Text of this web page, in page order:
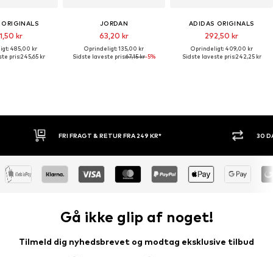
kr
485,00 kr
pris:245,65 kr
JORDAN
63,20 kr
Oprindeligt: 135,00 kr
Sidste laveste pris:67,15 kr-5%
ADIDAS ORIGINALS
292,50 kr
Oprindeligt: 409,00 kr
Sidste laveste pris:242,25 kr
FRAGT & RETUR FRA 249 KR* 30 DAGES RETURRET
Gå ikke glip af noget!
Tilmeld dig nyhedsbrevet og modtag eksklusive tilbud